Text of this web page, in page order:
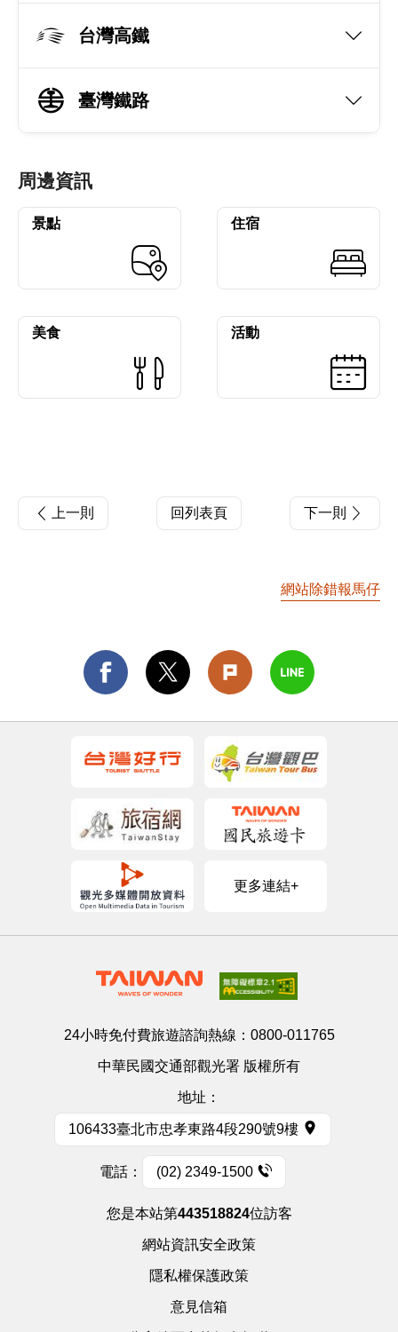
台灣高鐵
臺灣鐵路
周邊資訊
景點 住宿
美食 活動
上一則 回列表頁 下一則
網站除錯報馬仔
更多連結+
24小時免付費旅遊諮詢熱線： 0800-011765
中華民國交通部觀光署 版權所有
地址：
106433臺北市忠孝東路4段290號9樓
電話： (02) 2349-1500
您是本站第443518824位訪客
網站資訊安全政策
隱私權保護政策
意見信箱